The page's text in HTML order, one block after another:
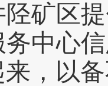
陉矿区
中心
，以